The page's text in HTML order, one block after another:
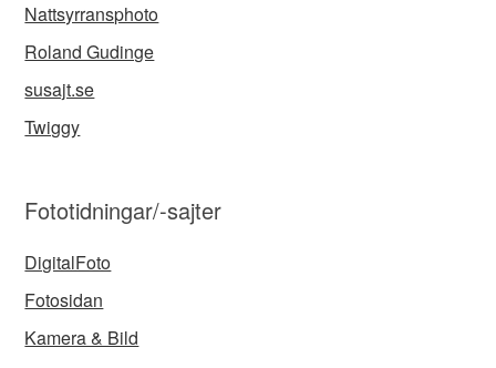
Nattsyrransphoto
Roland Gudinge
susajt.se
Twiggy
Fototidningar/-sajter
DigitalFoto
Fotosidan
Kamera & Bild